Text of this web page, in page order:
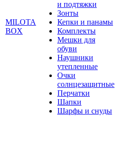
MILOTA
BOX
и подтяжки
Зонты
Кепки и панамы
Комплекты
Мешки для
обуви
Наушники
утепленные
Очки
солнцезащитные
Перчатки
Шапки
Шарфы и снуды